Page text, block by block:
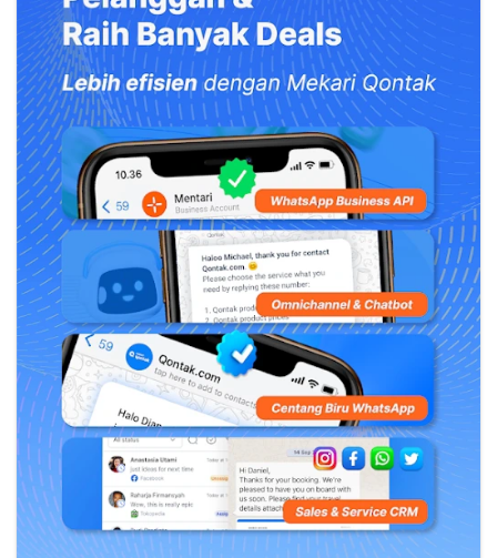
pengalaman mengelola strategi, performa (paid &
organic), dan analisis digital di industri financial services.
Saat ini sebagai Digital Marketing & CRM Manager untuk
produk digital banking, e-money, dan remittance.